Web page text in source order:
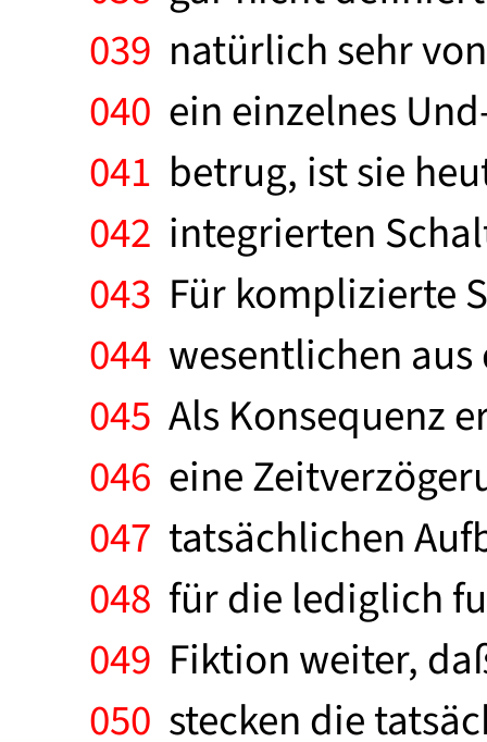
039 natürlich sehr
040 ein einzelnes
041 betrug, ist sie
042 integrierten
043 Für komplizierte
044 wesentlichen
045 Als Konsequenz
046 eine
047 tatsächlichen
048 für die lediglich
049 Fiktion weiter,
050 stecken die